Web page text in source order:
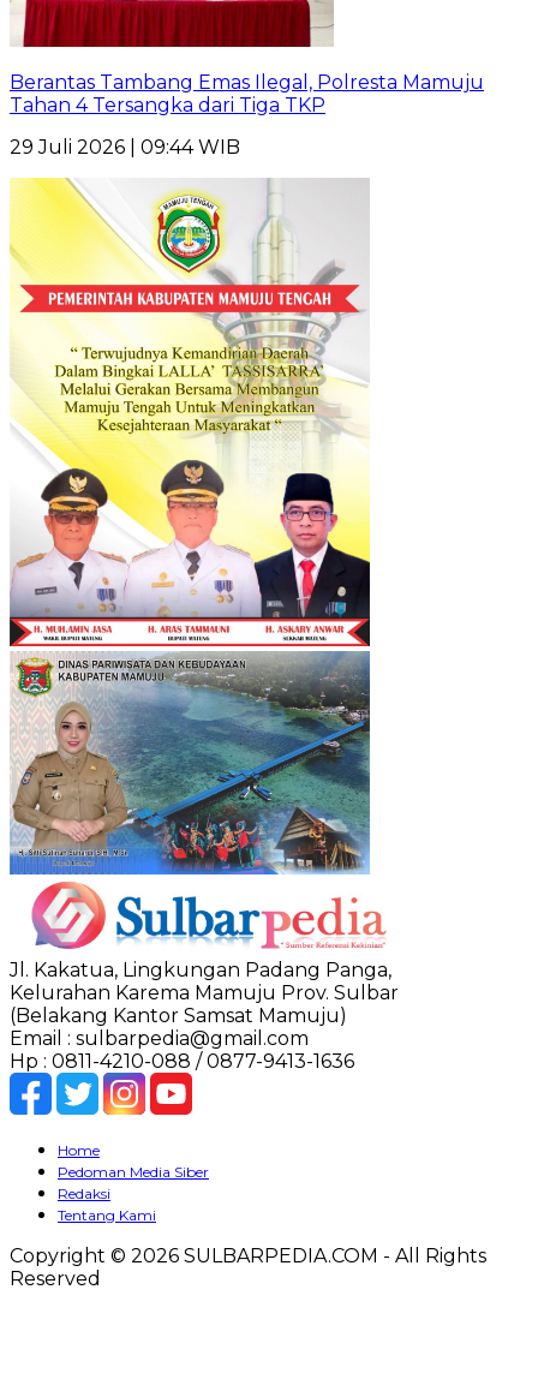
Berantas Tambang Emas Ilegal, Polresta Mamuju
Tahan 4 Tersangka dari Tiga TKP
29 Juli 2026 | 09:44 WIB
Jl. Kakatua, Lingkungan Padang Panga,
Kelurahan Karema Mamuju Prov. Sulbar
(Belakang Kantor Samsat Mamuju)
Email : sulbarpedia@gmail.com
Hp : 0811-4210-088 / 0877-9413-1636
Home
Pedoman Media Siber
Redaksi
Tentang Kami
Copyright © 2026 SULBARPEDIA.COM - All Rights
Reserved